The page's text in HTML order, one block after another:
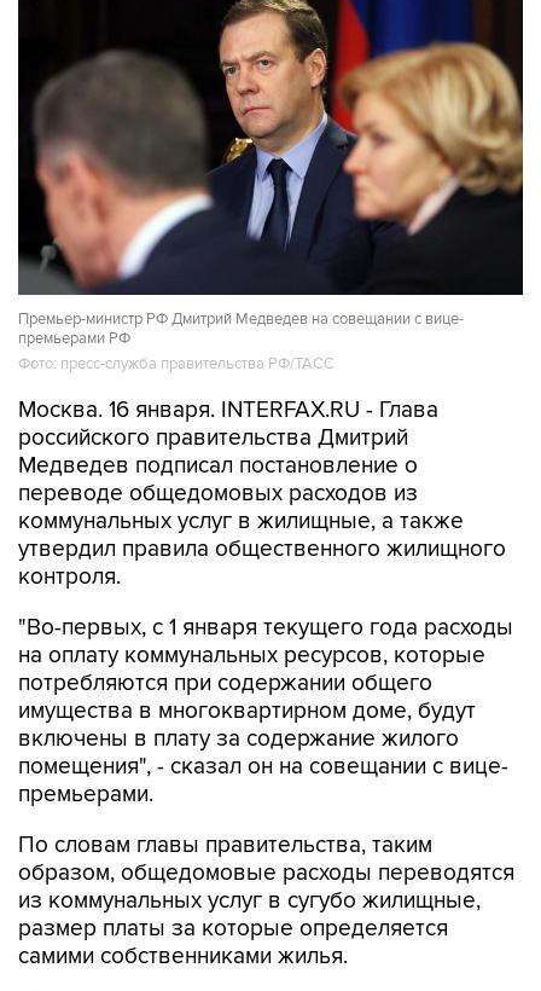
Премьер-министр РФ Дмитрий Медведев на совещании с вице-
премьерами РФ
Фото: пресс-служба правительства РФ/ТАСС
Москва. 16 января. INTERFAX.RU - Глава
российского правительства Дмитрий
Медведев подписал постановление о
переводе общедомовых расходов из
коммунальных услуг в жилищные, а также
утвердил правила общественного жилищного
контроля.
"Во-первых, с 1 января текущего года расходы
на оплату коммунальных ресурсов, которые
потребляются при содержании общего
имущества в многоквартирном доме, будут
включены в плату за содержание жилого
помещения", - сказал он на совещании с вице-
премьерами.
По словам главы правительства, таким
образом, общедомовые расходы переводятся
из коммунальных услуг в сугубо жилищные,
размер платы за которые определяется
самими собственниками жилья.